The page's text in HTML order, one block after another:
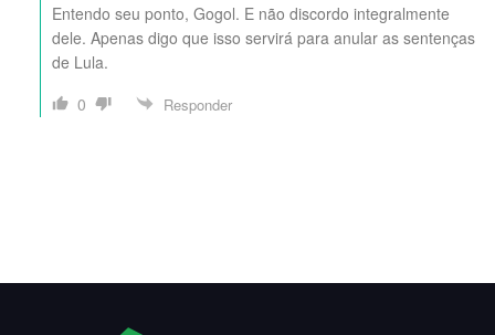
Entendo seu ponto, Gogol. E não discordo integralmente
dele. Apenas digo que isso servirá para anular as sentenças
de Lula.
0
Responder